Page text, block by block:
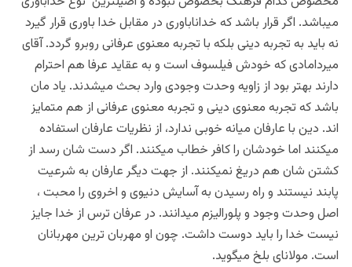
میباشد. اگر قرار باشد که خداناباوری در مقابل خدا باوری قرار گیرد
نه باید به تجربه دینی بلکه با تجربه معنوی عرفانی روبرو گردد. آقای
میردامادی که خودش فیلسوف است و به عقاید عرفا هم احترام
دارند بهتر بود از زاویه وحدت وجودی وارد بحث میشدند. یاد مان
باشد که تجربه معنوی دینی و تجربه معنوی عرفانی از هم متمایز
اند. دین با عارفان میانه خوبی ندارد، از نظریات عارفان استفاده
میکنند اما خودشان را کافر خطاب میکنند. اگر دست شان رسد از
کشتن شان هم دریغ نمیکنند. از جهت دیگر عارفان به شرعیت
پابند نیستند و راه رسیدن به آسایش دنیوی و اخروی را محبت ،
اصل وحدت وجود و پلورالیزم میدانند. در عرفان ترس از خدا جایز
نیست خدا را باید دوست داشت. چون او مهربان ترین مهربانان
است. مولانای بلخ میگوید.